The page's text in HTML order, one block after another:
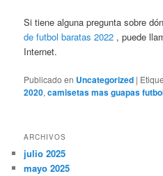
Si tiene alguna pregunta sobre
de futbol baratas 2022 , puede
Internet.
Publicado en Uncategorized |
2020,camisetas mas guapas
ARCHIVOS
julio 2025
mayo 2025